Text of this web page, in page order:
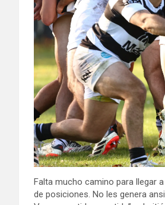
Falta mucho camino para llegar
de posiciones. No les genera